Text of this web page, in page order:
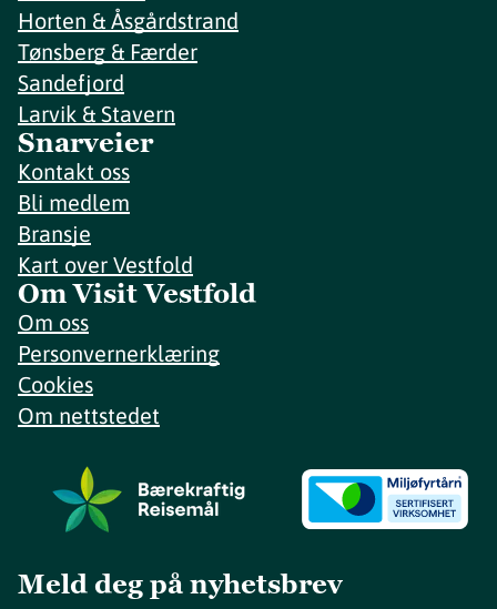
Horten & Åsgårdstrand
Tønsberg & Færder
Sandefjord
Larvik & Stavern
Snarveier
Kontakt oss
Bli medlem
Bransje
Kart over Vestfold
Om Visit Vestfold
Om oss
Personvernerklæring
Cookies
Om nettstedet
Meld deg på nyhetsbrev